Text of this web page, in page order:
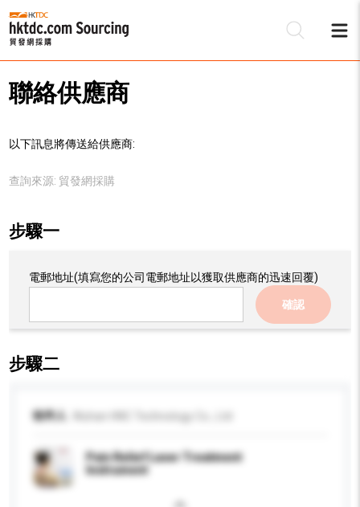
聯絡供應商
以下訊息將傳送給供應商:
查詢來源: 貿發網採購
步驟一
電郵地址(填寫您的公司電郵地址以獲取供應商的迅速回覆)
確認
步驟二
收件人
Pain Relief Laser Treatment
Instrument